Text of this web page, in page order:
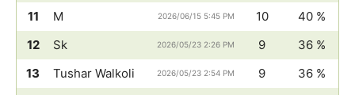
11
M 2026/06/15 5:45 PM 10
40 %
12
Sk 2026/05/23 2:26 PM 9
36 %
13
Tushar Walkoli 2026/05/23 2:54 PM 9
36 %